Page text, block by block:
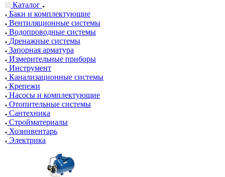
Каталог
Баки и комплектующие
Вентиляционные системы
Водопроводные системы
Дренажные системы
Запорная арматура
Измерительные приборы
Инструмент
Канализационные системы
Крепежи
Насосы и комплектующие
Отопительные системы
Сантехника
Стройматериалы
Хозинвентарь
Электрика